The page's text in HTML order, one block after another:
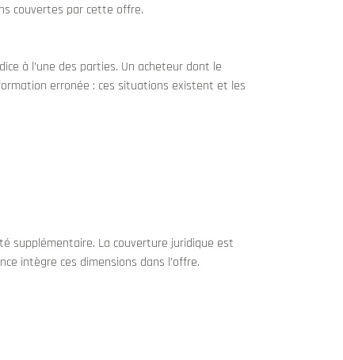
couvertes par cette offre.
à l’une des parties. Un acheteur dont le
erronée : ces situations existent et les
supplémentaire. La couverture juridique est
intègre ces dimensions dans l’offre.